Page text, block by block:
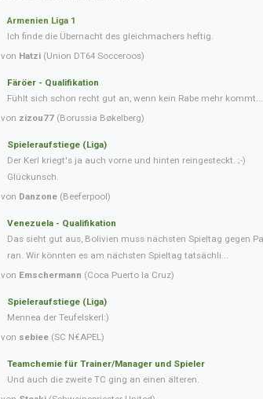
Armenien Liga 1
Ich finde die Übernacht des gleichmachers heftig.
von Hatzi (Union DT64 Socceroos)
Färöer - Qualifikation
Fühlt sich schon recht gut an, wenn kein Rabe mehr kommt...
von zizou77 (Borussia Bøkelberg)
Spieleraufstiege (Liga)
Der Kerl kriegt's ja auch vorne und hinten reingesteckt. ;-)
Glückunsch.
von Danzone (Beeferpool)
Venezuela - Qualifikation
Das sieht gut aus, Bolivien muss nächsten Spieltag gegen
ran. Wir könnten es am nächsten Spieltag tatsächli...
von Emschermann (Coca Puerto la Cruz)
Spieleraufstiege (Liga)
Mennea der Teufelskerl:)
von sebiee (SC N€APEL)
Teamchemie für Trainer/Manager und Spieler
Und auch die zweite TC ging an einen älteren.